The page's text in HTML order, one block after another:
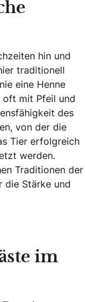
hin und
traditionell
eine Henne
oft mit Pfeil und
des
von der die
Tier erfolgreich
werden.
Traditionen der
die Stärke und
im